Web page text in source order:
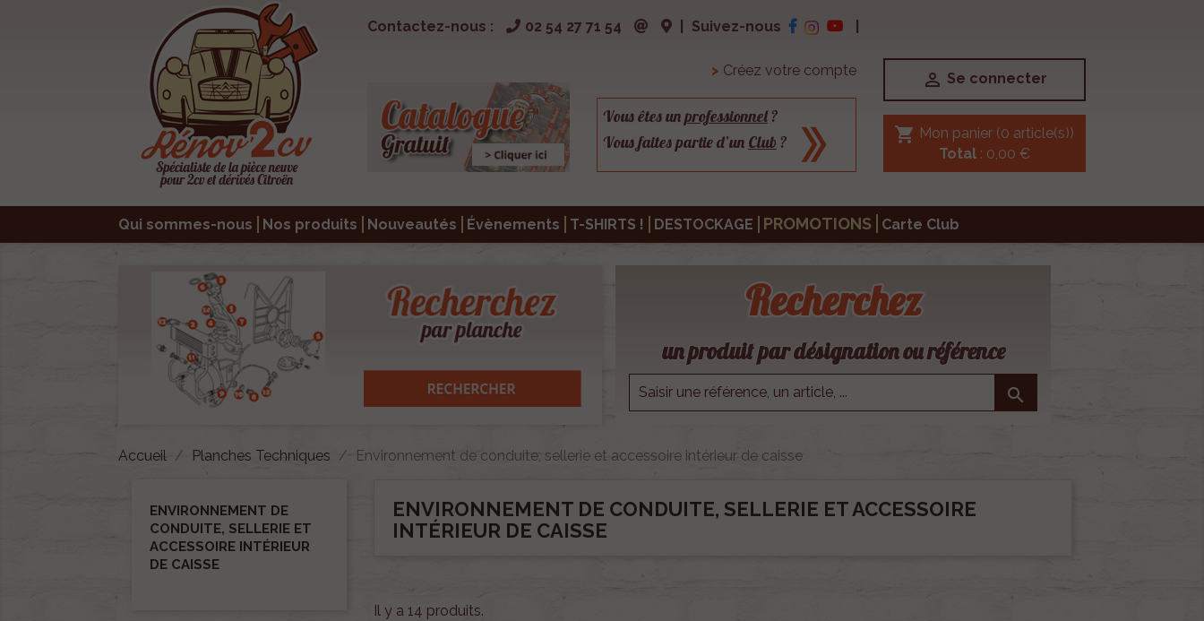
Contactez-nous : 02 54 27 71 54 Suivez-nous
> Créez votre compte
Vous êtes unprofessionnel?
Vous faites partie d’un Club ?
 Se connecter
shopping_cart Mon panier (0 article(s))
Total: 0,00 €
Qui sommes-nous Nos produits Nouveautés Évènements T-SHIRTS ! DESTOCKAGE PROMOTIONS Carte Club
Recherchez
un produit par désignation ou référence

Accueil Planches Techniques Environnement de conduite, sellerie et accessoire intérieur de caisse
ENVIRONNEMENT DE
CONDUITE, SELLERIE ET
ACCESSOIRE INTÉRIEUR
DE CAISSE
ENVIRONNEMENT DE CONDUITE, SELLERIE ET ACCESSOIRE
INTÉRIEUR DE CAISSE
Il y a 14 produits.